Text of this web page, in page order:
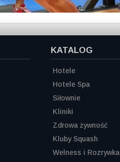
KATALOG
Hotele
Hotele Spa
Siłownie
Kliniki
Zdrowa żywność
Kluby Squash
Welness i Rozrywka